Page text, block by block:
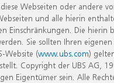
Webseiten oder andere
und alle hierin
Die
Sie sollten Ihren
Website (www.ubs.com)
Copyright der UBS AG,
Eigentümer sein. Alle